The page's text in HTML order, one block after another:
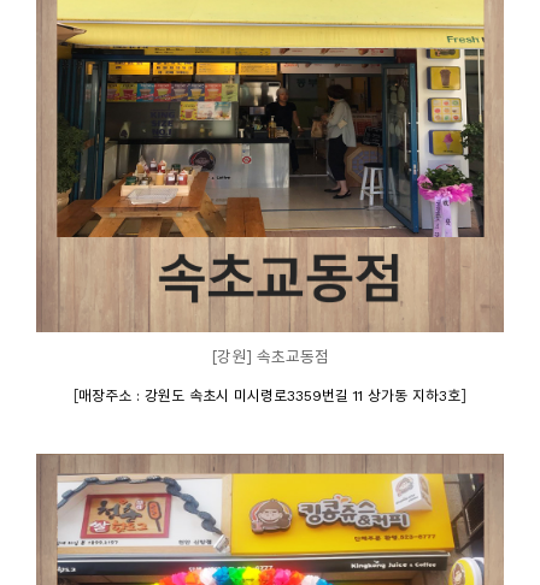
[강원] 속초교동점
[매장주소 : 강원도 속초시 미시령로3359번길 11 상가동 지하3호]